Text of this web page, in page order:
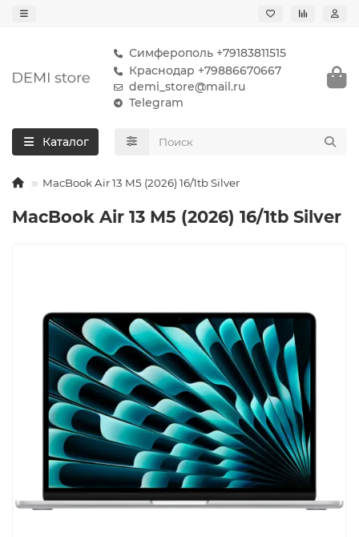
Симферополь +79183811515
Краснодар +79886670667
demi_store@mail.ru
Telegram
Каталог
MacBook Air 13 M5 (2026) 16/1tb Silver
MacBook Air 13 M5 (2026) 16/1tb Silver